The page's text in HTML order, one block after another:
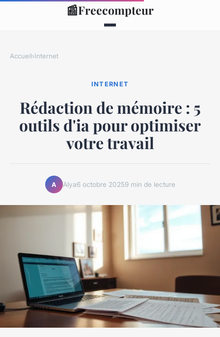
📰Freecompteur
Accueil›Internet
INTERNET
Rédaction de mémoire : 5
outils d'ia pour optimiser
votre travail
A Alya6 octobre 20259 min de lecture